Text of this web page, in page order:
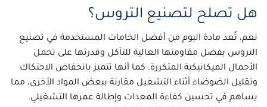
هل تصلح لتصنيع التروس؟
نعم، تُعد مادة البوم من أفضل الخامات المستخدمة في تصنيع
التروس بفضل مقاومتها العالية للتآكل وقدرتها على تحمل
الأحمال الميكانيكية المتكررة. كما أنها تتميز بانخفاض الاحتكاك
وتقليل الضوضاء أثناء التشغيل مقارنة ببعض المواد الأخرى، مما
يساهم في تحسين كفاءة المعدات وإطالة عمرها التشغيلي.